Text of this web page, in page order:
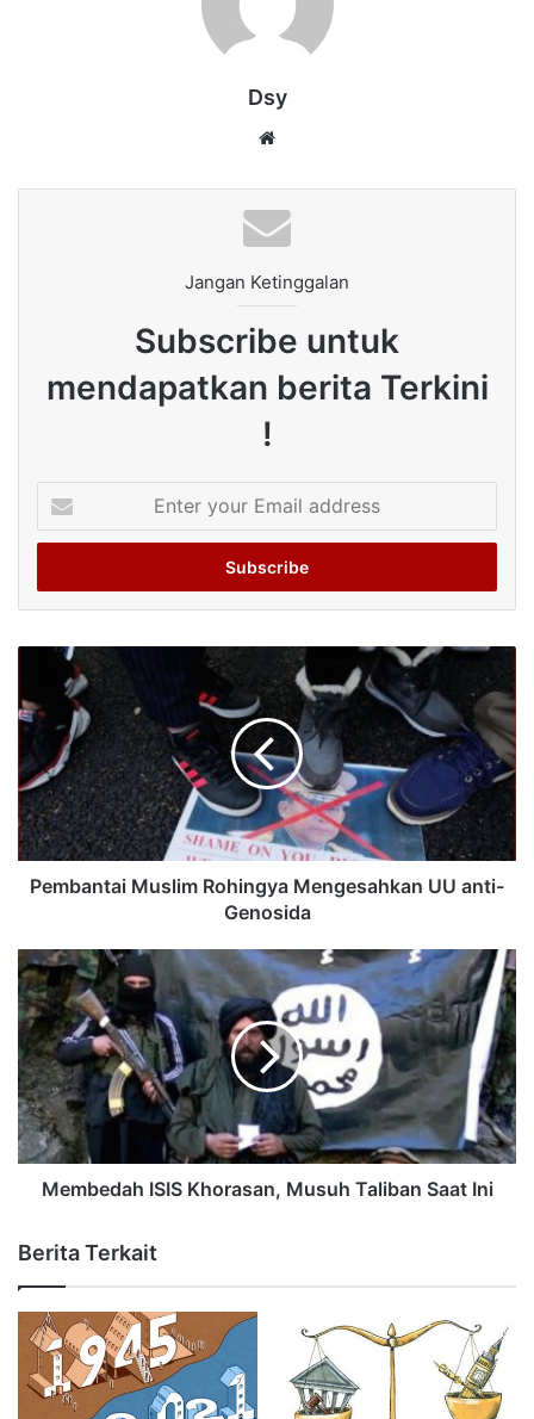
Dsy
Jangan Ketinggalan
Subscribe untuk
mendapatkan berita Terkini
!
your
Email
Pembantai Muslim Rohingya Mengesahkan UU anti-
Genosida
Membedah ISIS Khorasan, Musuh Taliban Saat Ini
Berita Terkait